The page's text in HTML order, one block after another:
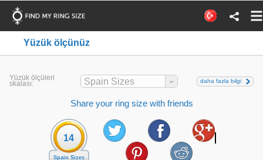
Yüzük ölçünüz
Yüzük ölçüleri
skalası: Spain Sizes daha fazla bilgi
Share your ring size with friends
14
Spain Sizes